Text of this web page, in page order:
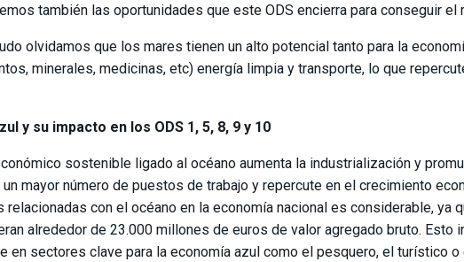
también las oportunidades que este ODS encierra para conseguir
olvidamos que los mares tienen un alto potencial tanto para la
minerales, medicinas, etc) energía limpia y transporte, lo que
y su impacto en los ODS 1, 5, 8, 9 y 10
sostenible ligado al océano aumenta la industrialización y
mayor número de puestos de trabajo y repercute en el crecimiento
relacionadas con el océano en la economía nacional es considerable, ya
alrededor de 23.000 millones de euros de valor agregado bruto. Esto
en sectores clave para la economía azul como el pesquero, el turístico